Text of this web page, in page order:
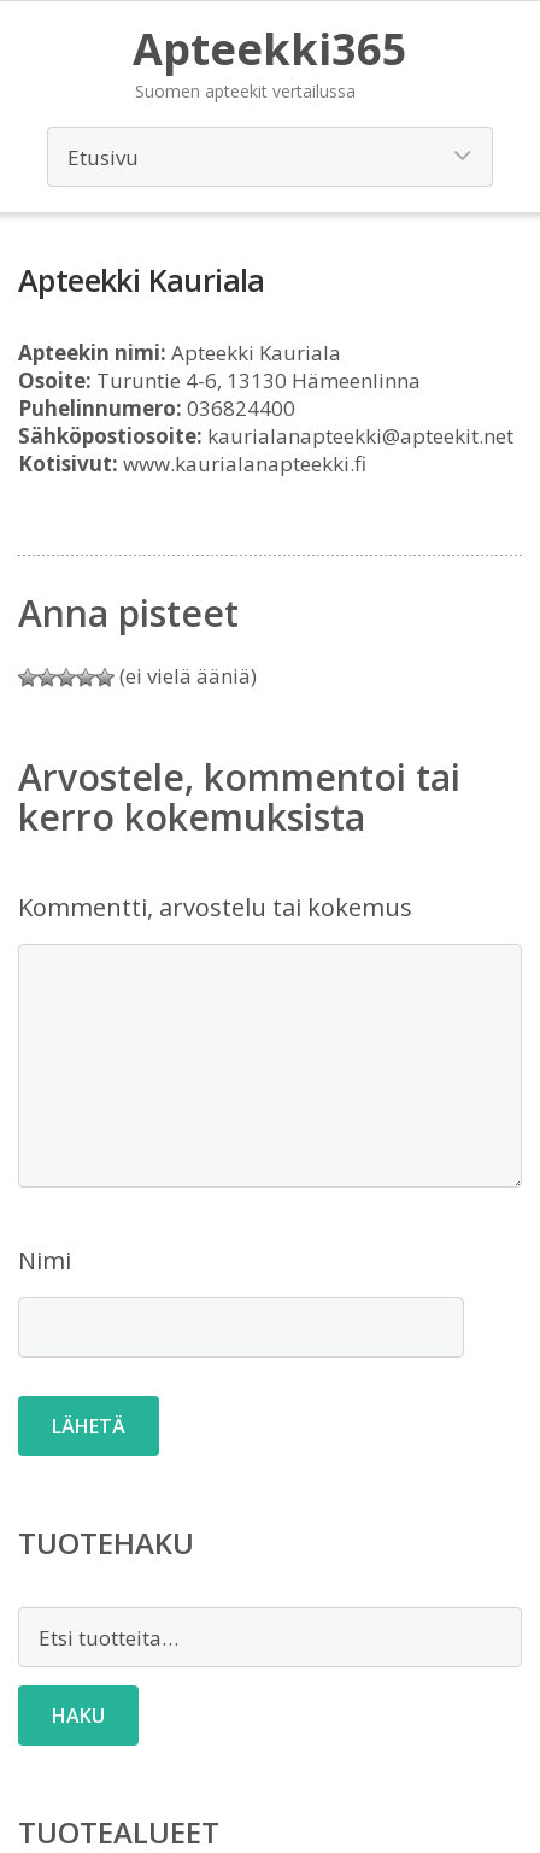
Apteekki365
Suomen apteekit vertailussa
Apteekki Kauriala
Apteekin nimi: Apteekki Kauriala
Osoite: Turuntie 4-6, 13130 Hämeenlinna
Puhelinnumero: 036824400
Sähköpostiosoite: kaurialanapteekki@apteekit.net
Kotisivut: www.kaurialanapteekki.fi
Anna pisteet
(ei vielä ääniä)
Arvostele, kommentoi tai
kerro kokemuksista
Kommentti, arvostelu tai kokemus
Nimi
TUOTEHAKU
HAKU
TUOTEALUEET